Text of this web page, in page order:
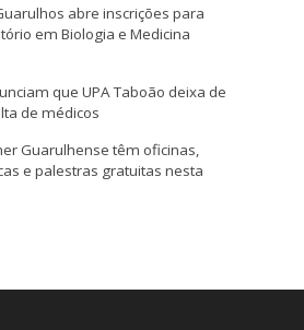
abre inscrições para
em Biologia e Medicina
que UPA Taboão deixa de
de médicos
Guarulhense têm oficinas,
e palestras gratuitas nesta